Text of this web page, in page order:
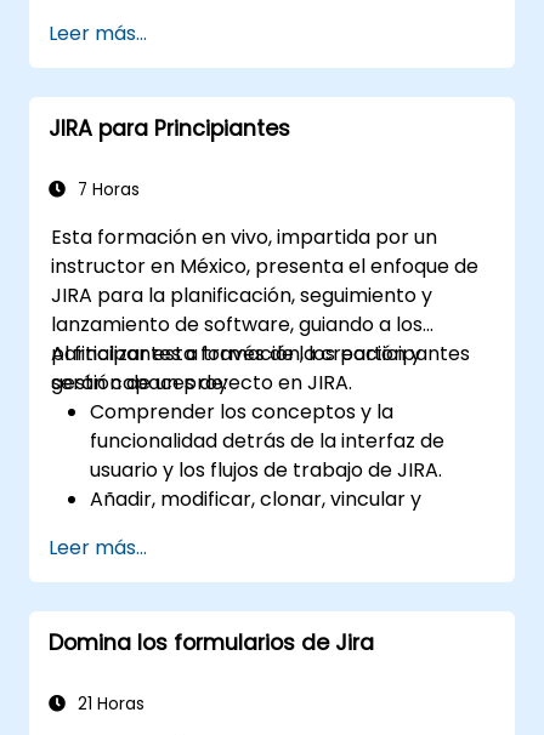
pantalla, la gestión y actualización de flujos de
trabajo, la configuración y aplicación de
esquemas de flujo de trabajo, el análisis y
generación de informes.
personalizados.
Comprender y gestionar procesos
comerciales, flujos de trabajo y esquemas
de flujo de trabajo.
análisis.
Leer más...
JIRA para Principiantes
7 Horas
Esta formación en vivo, impartida por un
instructor en México, presenta el enfoque de
JIRA para la planificación, seguimiento y
lanzamiento de software, guiando a los
participantes a través de la creación y
gestión de un proyecto en JIRA.
Al finalizar esta formación, los participantes
serán capaces de:
Comprender los conceptos y la
funcionalidad detrás de la interfaz de
usuario y los flujos de trabajo de JIRA.
Añadir, modificar, clonar, vincular y
Avanzar las incidencias a lo largo de todo
el flujo de trabajo.
Realizar búsquedas.
Gestionar y personalizar pantallas y
Leer más...
Domina los formularios de Jira
21 Horas